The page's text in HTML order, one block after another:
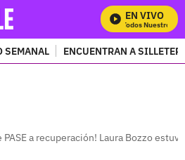
EN VIVO
Mira Todos Nuestros
SEMANAL ENCUENTRAN A
PASE a recuperación! Laura Bozzo